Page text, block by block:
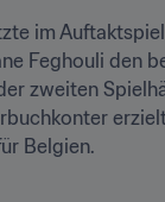
im
Feghouli den
zweiten
Belgien.